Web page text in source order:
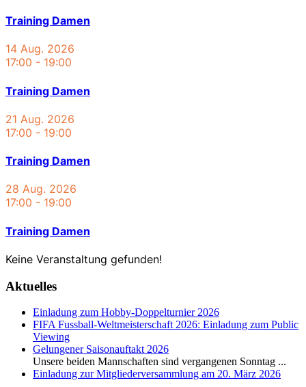
Training Damen
14 Aug. 2026
17:00 - 19:00
Training Damen
21 Aug. 2026
17:00 - 19:00
Training Damen
28 Aug. 2026
17:00 - 19:00
Training Damen
Keine Veranstaltung gefunden!
Aktuelles
Einladung zum Hobby-Doppelturnier 2026
FIFA Fussball-Weltmeisterschaft 2026: Einladung zum Public
Viewing
Gelungener Saisonauftakt 2026
Unsere beiden Mannschaften sind vergangenen Sonntag ...
Einladung zur Mitgliederversammlung am 20. März 2026